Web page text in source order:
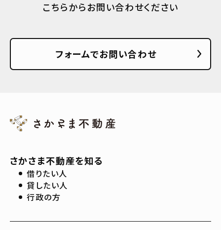
こちらからお問い合わせください
フォームでお問い合わせ
さかさま不動産を知る
借りたい人
貸したい人
行政の方